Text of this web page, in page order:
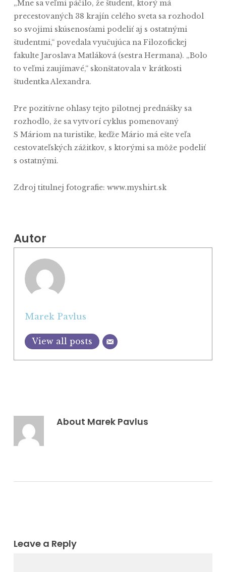
„Mne sa veľmi páčilo, že študent, ktorý má
precestovaných 38 krajín celého sveta sa rozhodol
so svojimi skúsenosťami podeliť aj s ostatnými
študentmi,“ povedala vyučujúca na Filozofickej
fakulte Jaroslava Matláková (sestra Hermana). „Bolo
to veľmi zaujímavé,“ skonštatovala v krátkosti
študentka Alexandra.
Pre pozitívne ohlasy tejto pilotnej prednášky sa
rozhodlo, že sa vytvorí cyklus pomenovaný
S Máriom na turistike, keďže Mário má ešte veľa
cestovateľských zážitkov, s ktorými sa môže podeliť
s ostatnými.
Zdroj titulnej fotografie: www.myshirt.sk
Autor
Marek Pavlus
View all posts
About Marek Pavlus
Leave a Reply